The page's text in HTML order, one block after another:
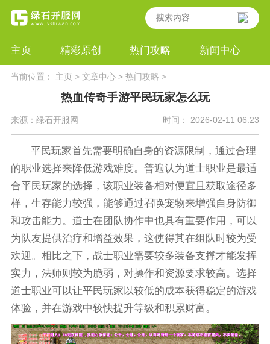
主页 精彩原创 热门攻略 新闻中心
当前位置： 主页> 文章中心> 热门攻略 >
热血传奇手游平民玩家怎么玩
来源：绿石开服网 时间： 2026-02-11 06:23
平民玩家首先需要明确自身的资源限制，通过合理
的职业选择来降低游戏难度。普遍认为道士职业是最适
合平民玩家的选择，该职业装备相对便宜且获取途径多
样，生存能力较强，能够通过召唤宠物来增强自身防御
和攻击能力。道士在团队协作中也具有重要作用，可以
为队友提供治疗和增益效果，这使得其在组队时较为受
欢迎。相比之下，战士职业需要较多装备支撑才能发挥
实力，法师则较为脆弱，对操作和资源要求较高。选择
道士职业可以让平民玩家以较低的成本获得稳定的游戏
体验，并在游戏中较快提升等级和积累财富。